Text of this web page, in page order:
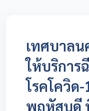
เทศบาลน
ให้บริกา
โรคโควิด
พฤหัสบดี